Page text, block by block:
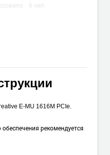
6 чел.
E-MU 1616M PCIe.
рекомендуется